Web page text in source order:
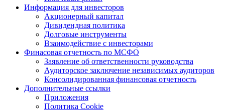
Информация для инвесторов
Акционерный капитал
Дивидендная политика
Долговые инструменты
Взаимодействие с инвеcторами
Финасовая отчетность по МСФО
Заявление об ответственности руководства
Аудиторское заключение независимых аудиторов
Консолидированная финансовая отчетность
Дополнительные ссылки
Приложения
Политика Cookie